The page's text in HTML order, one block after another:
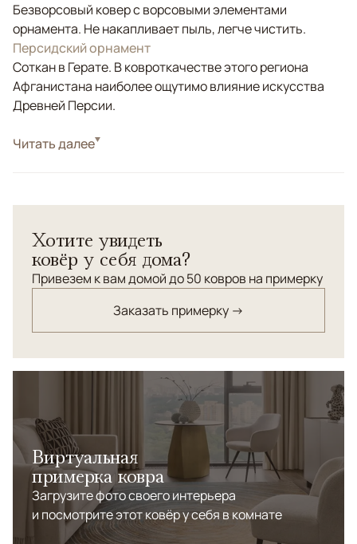
Безворсовый ковер с ворсовыми элементами
орнамента. Не накапливает пыль, легче чистить.
Персидский орнамент
Соткан в Герате. В ковроткачестве этого региона
Афганистана наиболее ощутимо влияние искусства
Древней Персии.
СтильКилимы и сумахи
техника ручного ковроткачества: сочетание ворсовых
и безворсовых элементов в орнаменте. Шерсть
высшей категории.
Читать далее
Хотите увидеть
ковёр у себя дома?
Привезем к вам домой до 50 ковров на примерку
Заказать примерку →
Виртуальная
примерка ковра
Загрузите фото своего интерьера
и посмотрите этот ковёр у себя в комнате